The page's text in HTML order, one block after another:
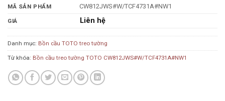
MÃ SẢN PHẨM CW812JWS#W/TCF4731A#NW1
GIÁ Liên hệ
Danh mục: Bồn cầu TOTO treo tường
Từ khóa: Bồn cầu treo tường TOTO CW812JWS#W/TCF4731A#NW1